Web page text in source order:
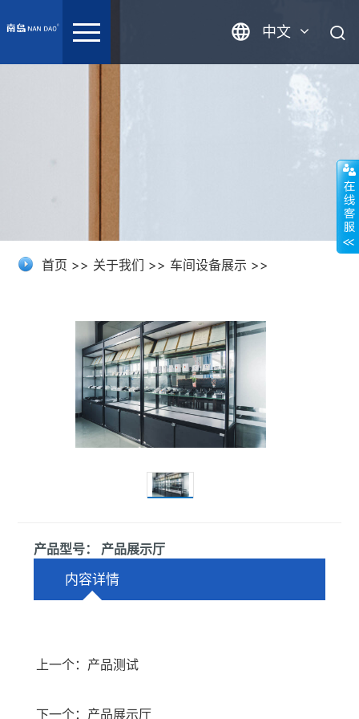
中文
首页 >> 关于我们 >> 车间设备展示 >>
产品型号： 产品展示厅
内容详情
上一个：产品测试
下一个：产品展示厅